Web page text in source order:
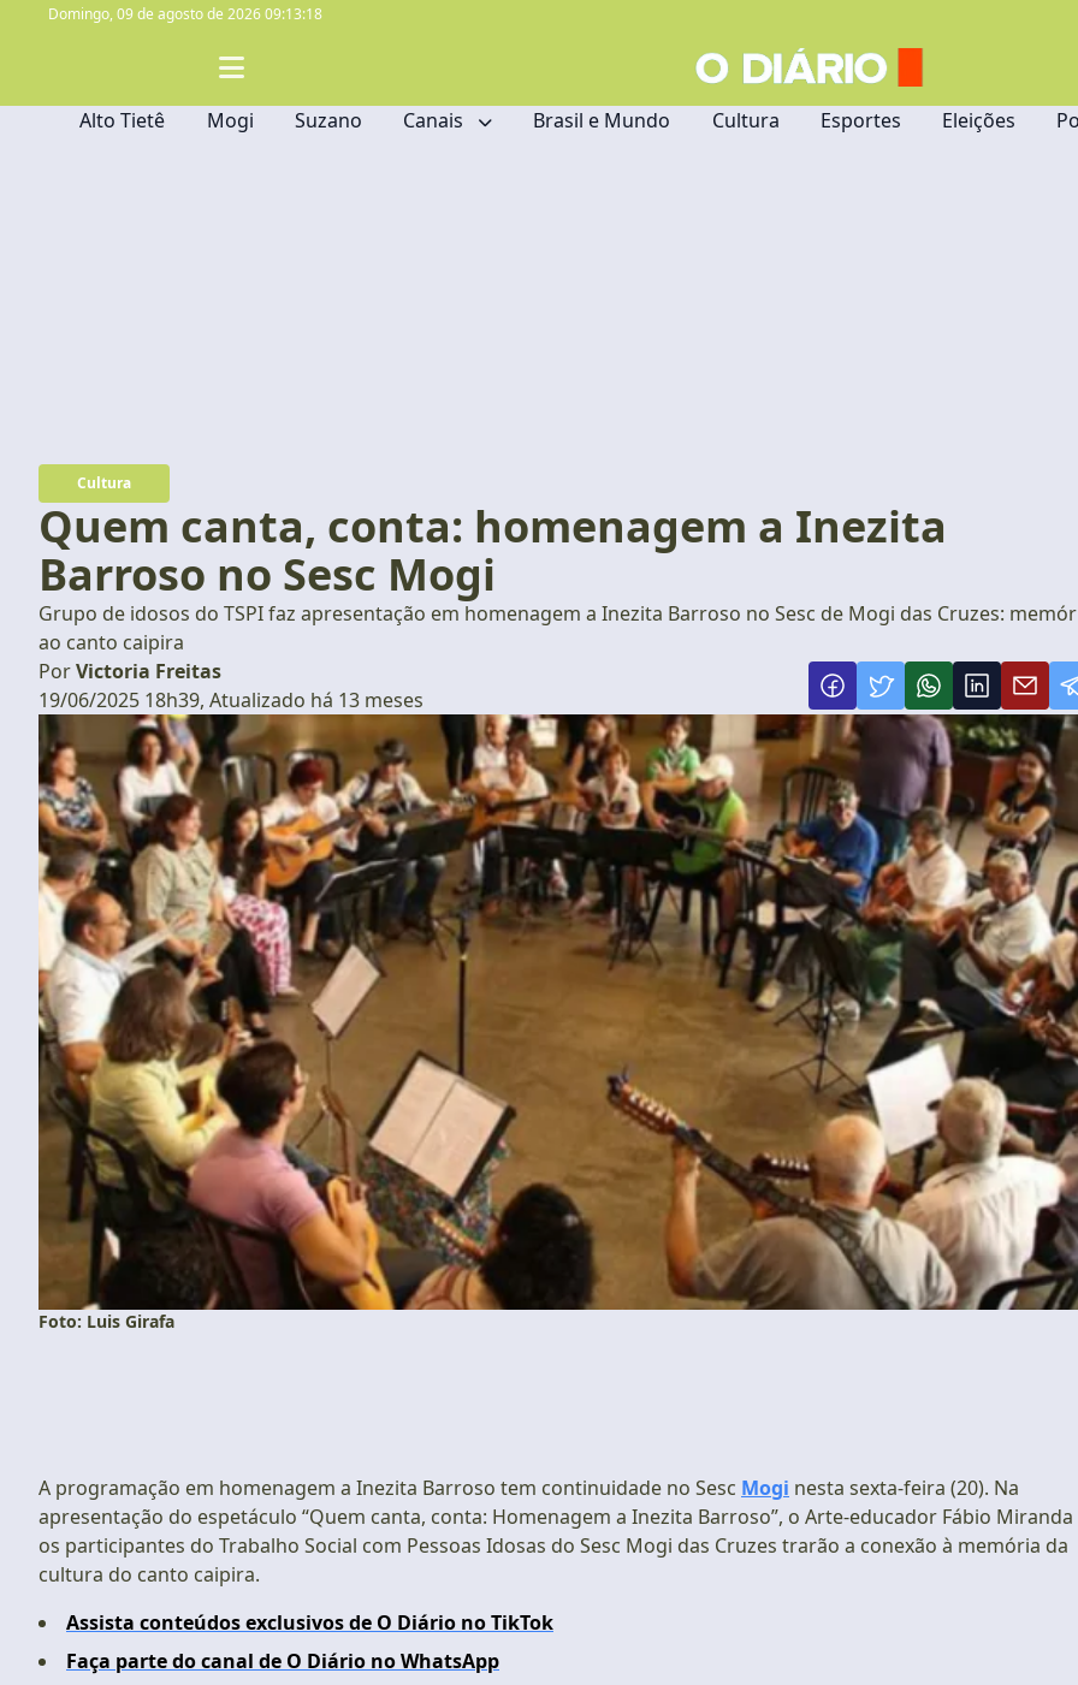
Domingo,09 de agosto de 2026 09:13:20
Alto Tietê Mogi Suzano Canais Brasil e Mundo Cultura Esportes Eleições
Cultura
Quem canta, conta: homenagem a Inezita
Barroso no Sesc Mogi
Grupo de idosos do TSPI faz apresentação em homenagem a Inezita Barroso no Sesc de Mogi das Cruzes:
ao canto caipira
PorVictoria Freitas
19/06/2025 18h39, Atualizado há 13 meses
Foto: Luis Girafa
A programação em homenagem a Inezita Barroso tem continuidade no Sesc Mogi nesta sexta-feira (20). Na
apresentação do espetáculo “Quem canta, conta: Homenagem a Inezita Barroso”, o Arte-educador Fábio Miranda
os participantes do Trabalho Social com Pessoas Idosas do Sesc Mogi das Cruzes trarão a conexão à memória da
cultura do canto caipira.
Assista conteúdos exclusivos de O Diário no TikTok
Faça parte do canal de O Diário no WhatsApp